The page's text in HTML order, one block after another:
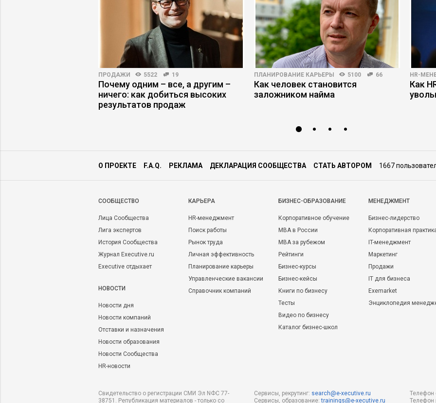
ПРОДАЖИ 5522 19
Почему одним – все, а другим –
ничего: как добиться высоких
результатов продаж
ПЛАНИРОВАНИЕ КАРЬЕРЫ 5100 66
Как человек становится
заложником найма
HR-
Как
О ПРОЕКТЕ F.A.Q. РЕКЛАМА ДЕКЛАРАЦИЯ СООБЩЕСТВА СТАТЬ АВТОРОМ 1667
CООБЩЕСТВО
Лица Сообщества
Лига экспертов
История Сообщества
Журнал Executive.ru
Executive отдыхает
НОВОСТИ
Новости дня
Новости компаний
Отставки и назначения
Новости образования
Новости Сообщества
HR-новости
КАРЬЕРА
HR-менеджмент
Поиск работы
Рынок труда
Личная эффективность
Планирование карьеры
Управленческие вакансии
Справочник компаний
БИЗНЕС-ОБРАЗОВАНИЕ
Корпоративное обучение
MBA в России
MBA за рубежом
Рейтинги
Бизнес-курсы
Бизнес-кейсы
Книги по бизнесу
Тесты
Видео по бизнесу
Каталог бизнес-школ
МЕНЕДЖМЕНТ
Бизнес-лидерство
Корпоративная
IT-менеджмент
Маркетинг
Продажи
IT для бизнеса
Exemarket
Энциклопедия
Свидетельство о регистрации СМИ Эл NФС 77-
38751. Републикация материалов - только со
Сервисы, рекрутинг: search@e-xecutive.ru
Сервисы, образование:trainings@e-xecutive.ru
Телефон
Телефон